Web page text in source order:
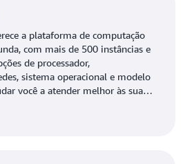
“Com esse movimento
tendemos a ganhar muito na
consumidores receberão, não só
mas também em relação a outros
ser oferecidos em conjunto”,
que a iniciativa é uma das
a plataforma de computação
com mais de 500 instâncias e
de processador,
sistema operacional e modelo
você a atender melhor às suas